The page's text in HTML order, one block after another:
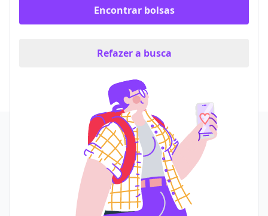
Encontrar bolsas
Refazer a busca